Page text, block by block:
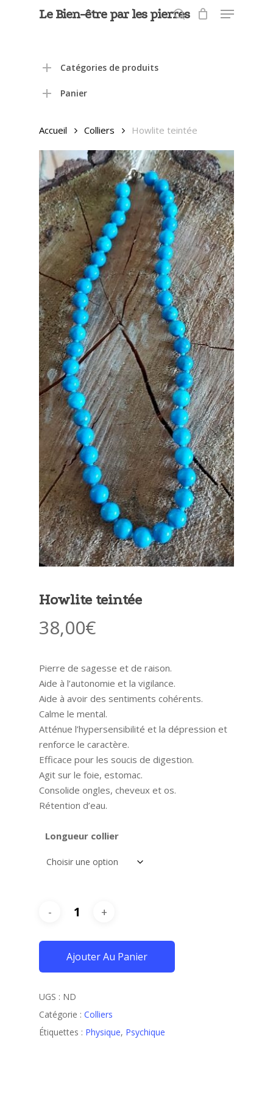
Le Bien-être par les pierres Menu
Catégories de produits
Panier
Accueil Colliers Howlite teintée
Howlite teintée
38,00€
Pierre de sagesse et de raison.
Aide à l’autonomie et la vigilance.
Aide à avoir des sentiments cohérents.
Calme le mental.
Atténue l’hypersensibilité et la dépression et
renforce le caractère.
Efficace pour les soucis de digestion.
Agit sur le foie, estomac.
Consolide ongles, cheveux et os.
Rétention d’eau.
Longueur collier
Ajouter Au Panier
UGS : ND
Catégorie : Colliers
Étiquettes : Physique, Psychique